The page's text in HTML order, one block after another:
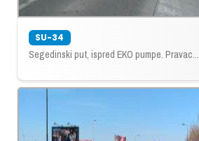
SU-34
Segedinski put, ispred EKO pumpe. Pravac...